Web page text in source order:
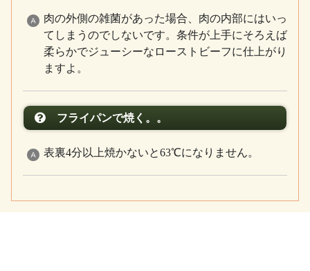
肉の外側の雑菌があった場合、肉の内部にはいっ
てしまうのでしないです。条件が上手にそろえば
柔らかでジューシーなローストビーフに仕上がり
ますよ。
フライパンで焼く。。
表裏4分以上焼かないと63℃になりません。